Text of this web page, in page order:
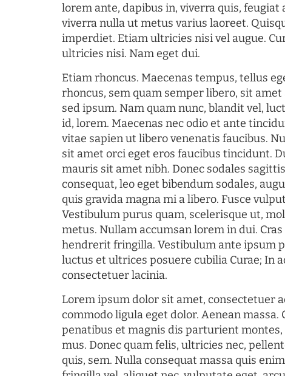
lorem ante, dapibus in, viverra quis, feugiat
viverra nulla ut metus varius laoreet.
imperdiet. Etiam ultricies nisi vel augue.
ultricies nisi. Nam eget dui.
Etiam rhoncus. Maecenas tempus, tellus
rhoncus, sem quam semper libero, sit
sed ipsum. Nam quam nunc, blandit vel,
id, lorem. Maecenas nec odio et ante
vitae sapien ut libero venenatis faucibus.
sit amet orci eget eros faucibus tincidunt.
mauris sit amet nibh. Donec sodales
consequat, leo eget bibendum sodales,
quis gravida magna mi a libero. Fusce
Vestibulum purus quam, scelerisque ut,
metus. Nullam accumsan lorem in dui.
hendrerit fringilla. Vestibulum ante ipsum
luctus et ultrices posuere cubilia Curae; In
consectetuer lacinia.
Lorem ipsum dolor sit amet, consectetuer
commodo ligula eget dolor. Aenean massa.
penatibus et magnis dis parturient
mus. Donec quam felis, ultricies nec,
quis, sem. Nulla consequat massa quis